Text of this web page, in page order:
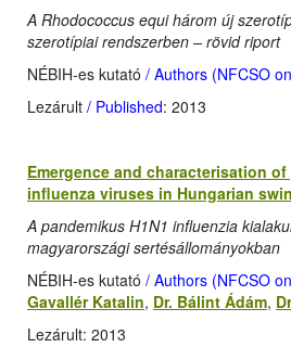
A Rhodococcus equi három új
szerotípiai rendszerben – rövid riport
NÉBIH-es kutató / Authors (NFCSO
Lezárult / Published: 2013
Emergence and characterisation of
influenza viruses in Hungarian
A pandemikus H1N1 influenzia
magyarországi sertésállományokban
NÉBIH-es kutató / Authors (NFCSO
Gavallér Katalin, Dr. Bálint Ádám,
Lezárult: 2013